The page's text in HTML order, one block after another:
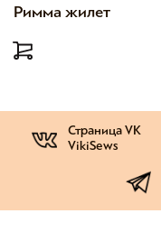
Римма жилет
Страница VK
VikiSews